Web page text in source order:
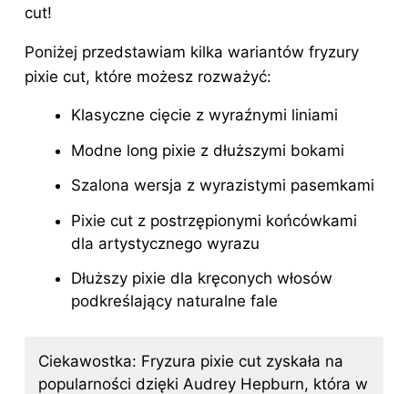
cut!
Poniżej przedstawiam kilka wariantów fryzury
pixie cut, które możesz rozważyć:
Klasyczne cięcie z wyraźnymi liniami
Modne long pixie z dłuższymi bokami
Szalona wersja z wyrazistymi pasemkami
Pixie cut z postrzępionymi końcówkami
dla artystycznego wyrazu
Dłuższy pixie dla kręconych włosów
podkreślający naturalne fale
Ciekawostka: Fryzura pixie cut zyskała na
popularności dzięki Audrey Hepburn, która w